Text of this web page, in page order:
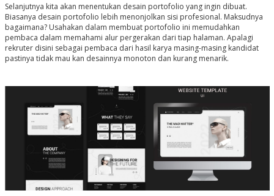
Selanjutnya kita akan menentukan desain portofolio yang ingin dibuat.
Biasanya desain portofolio lebih menonjolkan sisi profesional. Maksudnya
bagaimana? Usahakan dalam membuat portofolio ini memudahkan
pembaca dalam memahami alur pergerakan dari tiap halaman. Apalagi
rekruter disini sebagai pembaca dari hasil karya masing-masing kandidat
pastinya tidak mau kan desainnya monoton dan kurang menarik.